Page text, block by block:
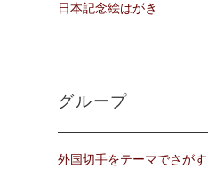
日本記念絵はがき
グループ
外国切手をテーマでさがす